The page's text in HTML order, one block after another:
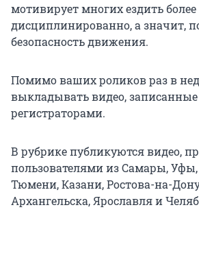
мотивирует многих ездить более
дисциплинированно, а значит,
безопасность движения.
Помимо ваших роликов раз в
выкладывать видео,
регистраторами.
В рубрике публикуются видео,
пользователями из Самары, Уфы,
Тюмени, Казани, Ростова-на-
Архангельска, Ярославля и